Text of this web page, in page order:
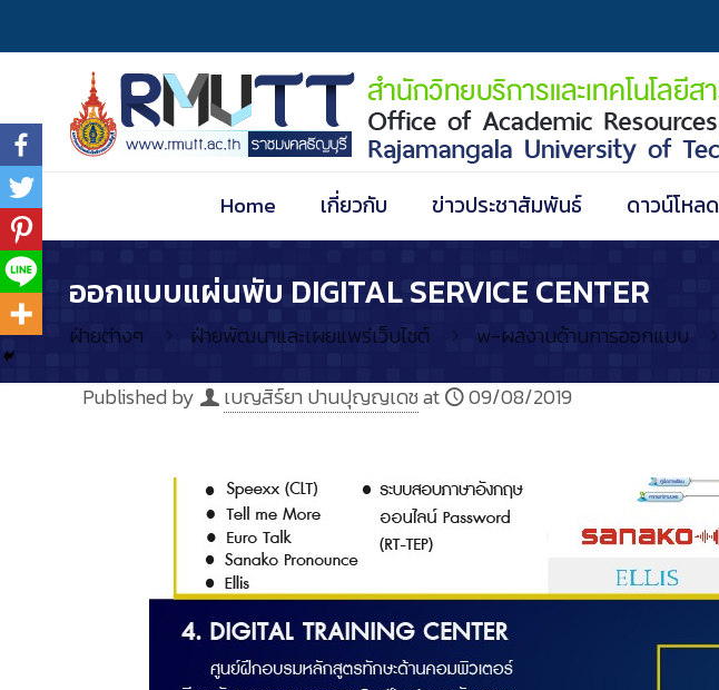
Home เกี่ยวกับ ข่าวประชาสัมพันธ์ ดาวน์โหลด
ออกแบบแผ่นพับ DIGITAL SERVICE CENTER
ฝ่ายต่างๆ ฝ่ายพัฒนาและเผยแพร่เว็บไซต์ w-ผลงานด้านการออกแบบ
Published by เบญสิร์ยา ปานปุญญเดชat 09/08/2019